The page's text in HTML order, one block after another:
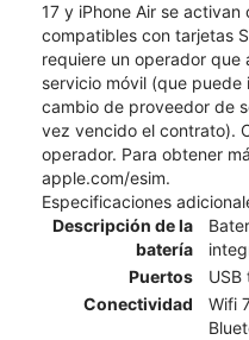
17 y iPhone Air se activan
compatibles con tarjetas
requiere un operador que
servicio móvil (que
cambio de proveedor de
vez vencido el contrato).
operador. Para obtener
apple.com/esim.
Especificaciones
Descripción de la
batería
Puertos
USB
Conectividad
Wifi